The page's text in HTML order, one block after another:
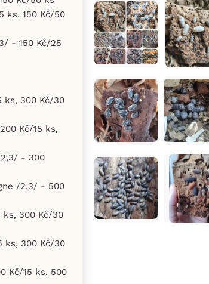
ks, 150 Kč/50
- 150 Kč/25
ks, 300 Kč/30
Kč/15 ks,
- 300
/2,3/ - 500
300 Kč/30
ks, 300 Kč/30
Kč/15 ks, 500